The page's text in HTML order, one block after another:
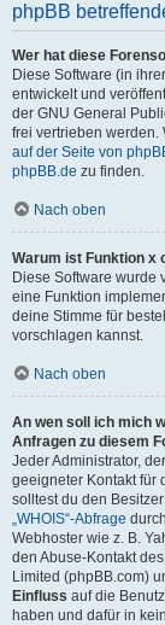
phpBB
Wer hat diese
Diese Software (in
entwickelt und
der GNU General
frei vertrieben werden.
auf der Seite von
phpBB.de zu finden.
Nach oben
Warum ist Funktion x
Diese Software wurde
eine Funktion
deine Stimme für
vorschlagen kannst.
Nach oben
An wen soll ich mich
Anfragen zu diesem
Jeder Administrator,
geeigneter Kontakt für
solltest du den
„WHOIS“-Abfrage
Webhoster wie z. B.
den Abuse-Kontakt
Limited (phpBB.com)
Einfluss auf die
haben und dafür in